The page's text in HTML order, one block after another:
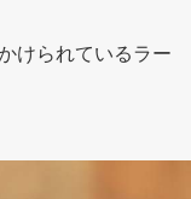
けられているラー